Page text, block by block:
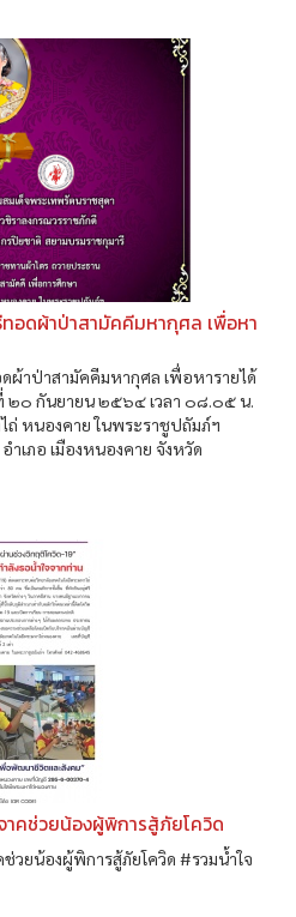
อดผ้าป่าสามัคคีมหากุศล เพื่อหา
ผ้าป่าสามัคคีมหากุศล เพื่อหารายได้
๐ กันยายน ๒๕๖๔ เวลา ๐๘.๐๕ น.
ถ่ หนองคาย ในพระราชูปถัมภ์ฯ
เภอ เมืองหนองคาย จังหวัด
คช่วยน้องผู้พิการสู้ภัยโควิด
ยน้องผู้พิการสู้ภัยโควิด #รวมน้ำใจ